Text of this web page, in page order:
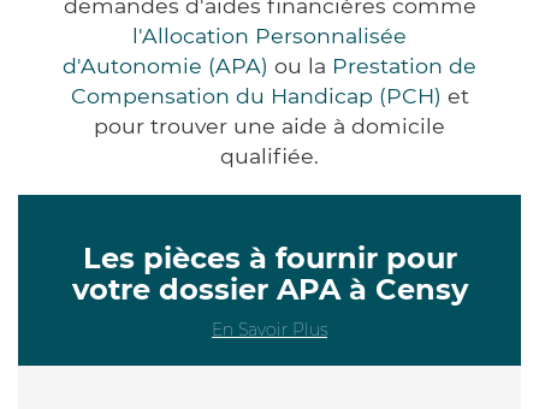
demandes d'aides financières comme
l'Allocation Personnalisée
d'Autonomie (APA) ou la Prestation de
Compensation du Handicap (PCH) et
pour trouver une aide à domicile
qualifiée.
Les pièces à fournir pour
votre dossier APA à Censy
En Savoir Plus